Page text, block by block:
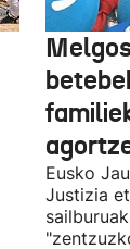
Eusko
Justizia